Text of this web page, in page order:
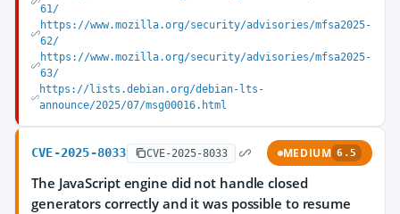
61/
https://www.mozilla.org/security/advisories/mfsa2025-
62/
https://www.mozilla.org/security/advisories/mfsa2025-
63/
https://lists.debian.org/debian-lts-
announce/2025/07/msg00016.html
CVE-2025-8033 CVE-2025-8033 MEDIUM 6.5
The JavaScript engine did not handle closed
generators correctly and it was possible to resume